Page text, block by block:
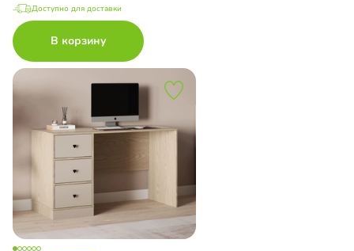
Доступно для доставки
В корзину